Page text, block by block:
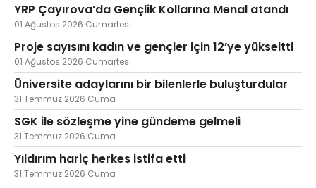
YRP Çayırova’da Gençlik Kollarına Menal atandı
01 Ağustos 2026 Cumartesi
Proje sayısını kadın ve gençler için 12’ye yükseltti
01 Ağustos 2026 Cumartesi
Üniversite adaylarını bir bilenlerle buluşturdular
31 Temmuz 2026 Cuma
SGK ile sözleşme yine gündeme gelmeli
31 Temmuz 2026 Cuma
Yıldırım hariç herkes istifa etti
31 Temmuz 2026 Cuma